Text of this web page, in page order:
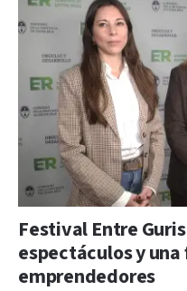
Festival Entre
espectáculos y una
emprendedores